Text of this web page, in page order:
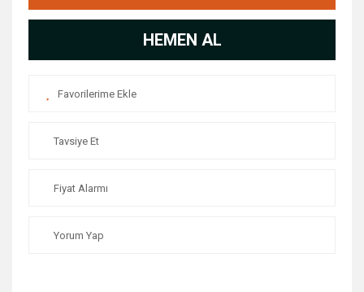
HEMEN AL
Tavsiye Et
Fiyat Alarmı
Yorum Yap